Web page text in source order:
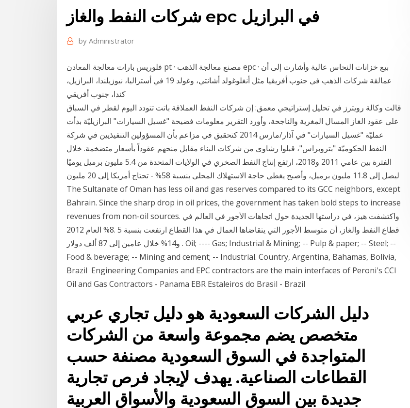
شركات النفط والغاز epc في البرازيل
by Administrator
فلوريس بارات معالجة المعادن pt · مصنع معالجة الذهب epc · بيع خزانات النحاس عالية وأشارت إلى أن
عمالقة شركات الذهب في جنوب أفريقيا مثل أنغلوغولد أشانتي، وغولد 19 في أستراليا، نيوزيلندا، البرازيل،
كندا، جنوب أفريقي
قالت وكالة رويترز في تحليل إستراتيجي معمق: إن شركات النفط العملاقة باتت تتودد اليوم لقطر في السباق
على عقود الغاز المسال المغرية والناجحة، وأورد التقرير معلومات فضيحة "غسيل السيارات" البرازيليّة بدأت
عمليّة "غسيل السيارات" في آذار/مارس 2014 كتحقيق في مزاعم بأن المسؤولين التنفيذيين في شركة
النفط الحكوميّة "بتروبراس"، قبلوا رشاوى من شركات البناء مقابل منحهم عقوداً بأسعار متضخمة. خلال
الفترة بين عامي 2011 و2018، ارتفع إنتاج النفط الصخري في الولايات المتحدة من 5.4 مليون برميل يوميًا
ليصل إلى 11.8 مليون برميل، وأصبح يغطي حاجة الاستهلاك المحلي بنسبة 58% - تحتاج أمريكا إلى 20 مليون
The Sultanate of Oman has less oil and gas reserves compared to its GCC neighbors, except
Bahrain. Since the sharp drop in oil prices, the government has taken bold steps to increase
revenues from non-oil sources. واكتشفت هيز، في دراستها الجديدة حول اتجاهات الأجور في العالم في
قطاع النفط والغاز، أن متوسط الأجور التي يتقاضاها العمال في هذا القطاع ارتفعت بنسبة 5 .8% العام 2012
و14% خلال عامين إلى 87 ألف دولار . Oil; ---- Gas; Industrial & Mining; -- Pulp & paper; -- Steel; --
Food & beverage; -- Mining and cement; -- Industrial. Country, Argentina, Bahamas, Bolivia,
Brazil Engineering Companies and EPC contractors are the main interfaces of Peroni's CCI
Oil and Gas Contractors - Panama EBR Estaleiros do Brasil - Brazil
دليل الشركات السعودية هو دليل تجاري عربي
متخصص يضم مجموعة واسعة من الشركات
المتواجدة في السوق السعودية مصنفة حسب
القطاعات الصناعية. يهدف لإيجاد فرص تجارية
جديدة بين السوق السعودية والأسواق العربية